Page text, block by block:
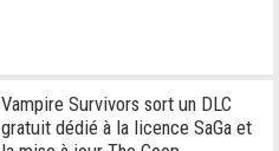
Vampire Survivors sort un DLC
gratuit dédié à la licence SaGa et